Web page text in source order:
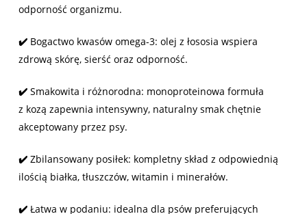
odporność organizmu.
✔️Bogactwo kwasów omega-3: olej z łososia wspiera
zdrową skórę, sierść oraz odporność.
✔️Smakowita i różnorodna: monoproteinowa formuła
z kozą zapewnia intensywny, naturalny smak chętnie
akceptowany przez psy.
✔️Zbilansowany posiłek: kompletny skład z odpowiednią
ilością białka, tłuszczów, witamin i minerałów.
✔️Łatwa w podaniu: idealna dla psów preferujących